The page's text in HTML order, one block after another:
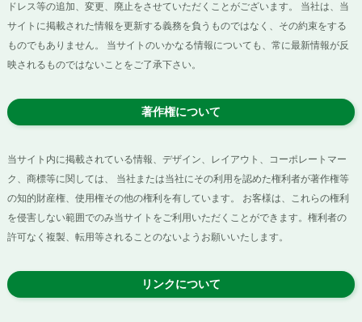
ドレス等の追加、変更、廃止をさせていただくことがございます。 当社は、当
サイトに掲載された情報を更新する義務を負うものではなく、その約束をする
ものでもありません。 当サイトのいかなる情報についても、常に最新情報が反
映されるものではないことをご了承下さい。
著作権について
当サイト内に掲載されている情報、デザイン、レイアウト、コーポレートマー
ク、商標等に関しては、 当社または当社にその利用を認めた権利者が著作権等
の知的財産権、使用権その他の権利を有しています。 お客様は、これらの権利
を侵害しない範囲でのみ当サイトをご利用いただくことができます。権利者の
許可なく複製、転用等されることのないようお願いいたします。
リンクについて